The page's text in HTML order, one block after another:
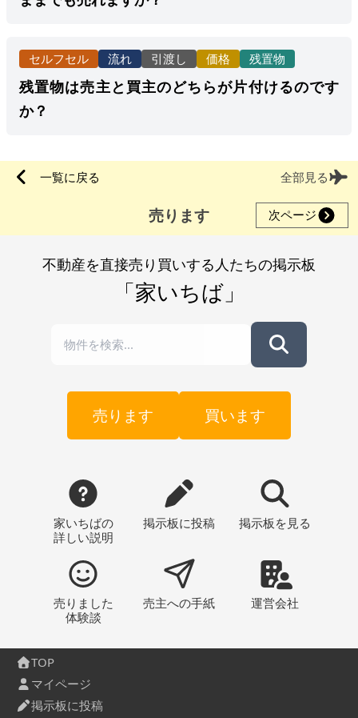
セルフセル 流れ 引渡し 価格 残置物
残置物は売主と買主のどちらが片付けるのです
か？
一覧に戻る 全部見る
売ります 次ページ
不動産を直接売り買いする人たちの掲示板
「家いちば」
売ります 買います
家いちばの
詳しい説明
掲示板に投稿 掲示板 を見る
売りました
体験談
売主への手紙 運営会社
TOP
マイページ
掲示板に投稿